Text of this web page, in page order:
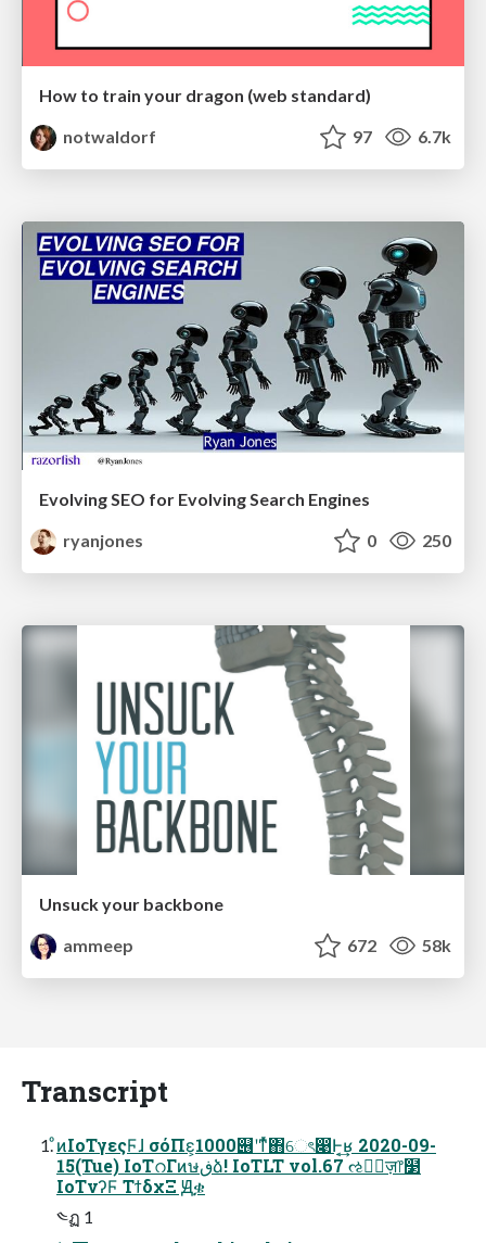
How to train your dragon (web standard)
notwaldorf
97 6.7k
Evolving SEO for Evolving Search Engines
ryanjones
0 250
Unsuck your backbone
ammeep
672 58k
Transcript
ͦͷIoTγεςϜɺ σόΠε͕1000୆ʹͳͬͯ΋େৎ෉Ͱ͔͢ʁ 2020-09-
15(Tue) IoTറΓͷษڧձ! IoTLT vol.67 ઌਐٕज़෦໳
IoTνʔϜ ΤϯδχΞ Ԭቌ
༤ฏ 1